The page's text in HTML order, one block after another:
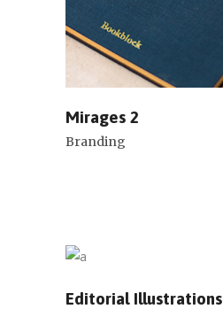
Mirages 2
Branding
Editorial Illustrations